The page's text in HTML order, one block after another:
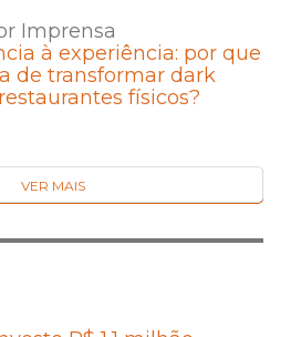
Imprensa
à experiência: por que
de transformar dark
físicos?
VER MAIS